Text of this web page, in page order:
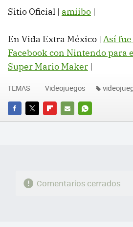
Sitio Oficial | amiibo |
En Vida Extra México | Así
Facebook con Nintendo para
Super Mario Maker ‏|
FACEBOOK
TWITTERFLIPBOARD
E-
WHATSAPP
TEMAS Videojuegos
Comentarios cerrados